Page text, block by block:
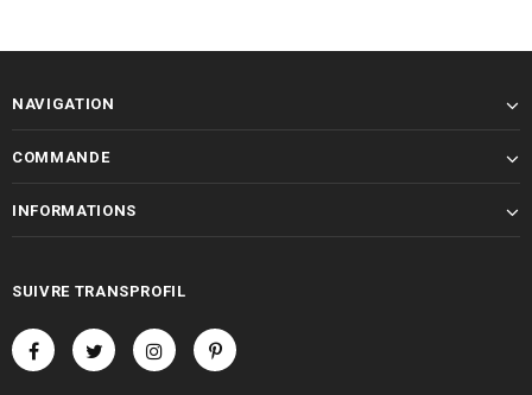
NAVIGATION
COMMANDE
INFORMATIONS
SUIVRE TRANSPROFIL